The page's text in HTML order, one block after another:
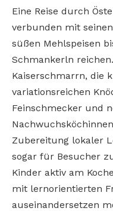
Eine Reise durch
verbunden mit
süßen Mehlspeisen
Schmankerln
Kaiserschmarrn, die
variationsreichen
Feinschmecker und
Zubereitung lokaler
sogar für Besucher
Kinder aktiv am
mit lernorientierten
auseinandersetzen